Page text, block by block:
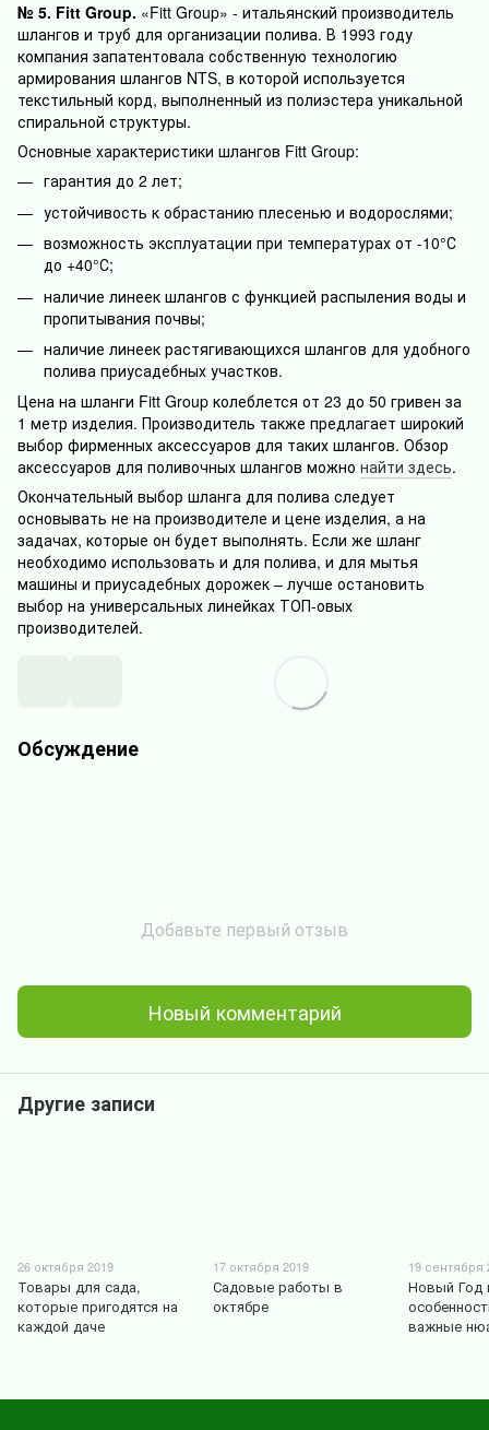
№ 5. Fitt Group. «Fitt Group» - итальянский производитель
шлангов и труб для организации полива. В 1993 году
компания запатентовала собственную технологию
армирования шлангов NTS, в которой используется
текстильный корд, выполненный из полиэстера уникальной
спиральной структуры.
Основные характеристики шлангов Fitt Group:
гарантия до 2 лет;
устойчивость к обрастанию плесенью и водорослями;
возможность эксплуатации при температурах от -10°С
до +40°С;
наличие линеек шлангов с функцией распыления воды и
пропитывания почвы;
наличие линеек растягивающихся шлангов для удобного
полива приусадебных участков.
Цена на шланги Fitt Group колеблется от 23 до 50 гривен за
1 метр изделия. Производитель также предлагает широкий
выбор фирменных аксессуаров для таких шлангов. Обзор
аксессуаров для поливочных шлангов можно найти здесь.
Окончательный выбор шланга для полива следует
основывать не на производителе и цене изделия, а на
задачах, которые он будет выполнять. Если же шланг
необходимо использовать и для полива, и для мытья
машины и приусадебных дорожек – лучше остановить
выбор на универсальных линейках ТОП-овых
производителей.
Обсуждение
Добавьте первый отзыв
Новый комментарий
Другие записи
26 октября 2019
Товары для сада,
которые пригодятся на
каждой даче
17 октября 2019
Садовые работы в
октябре
19 сентября
Новый Год
важные